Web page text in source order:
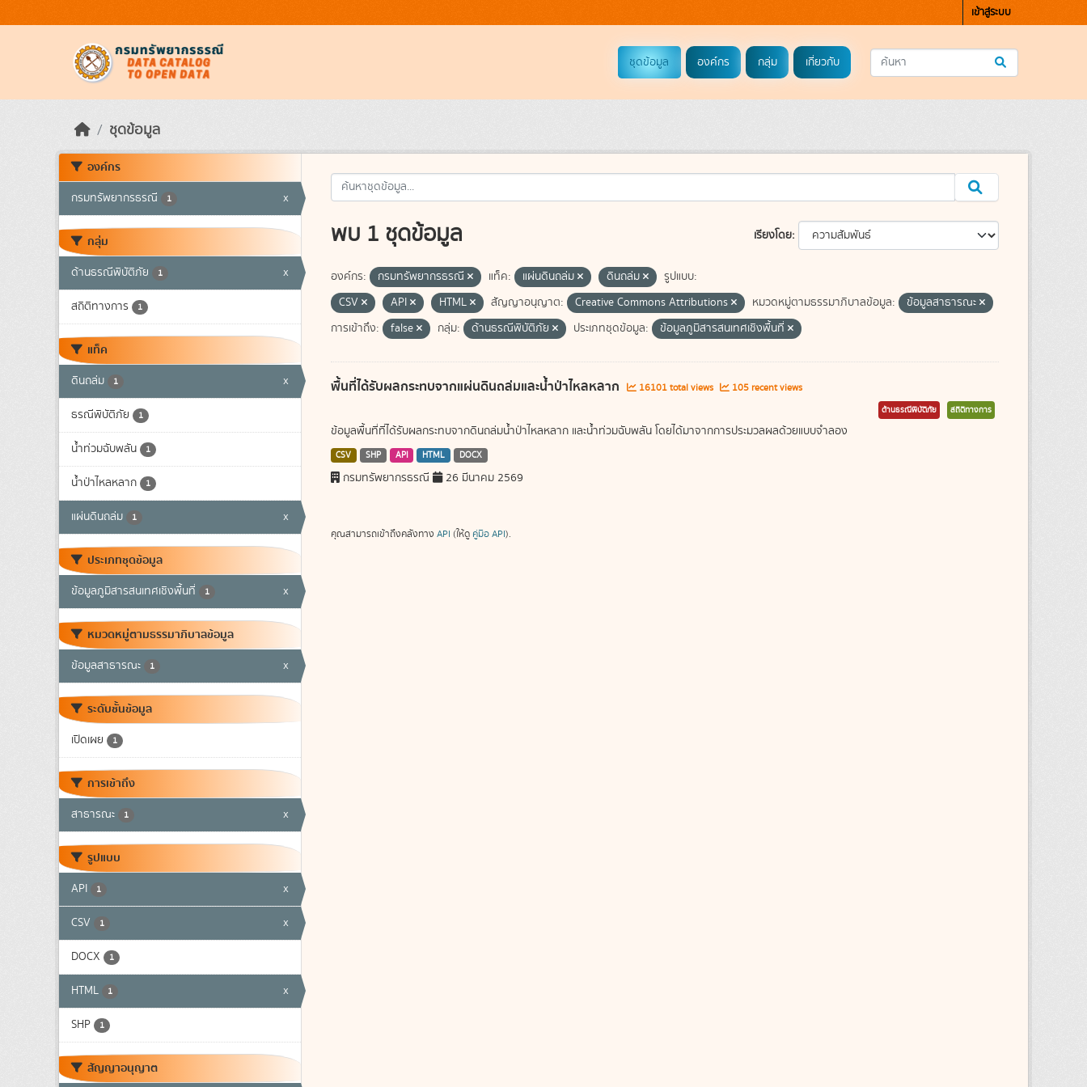
เข้าสู่ระบบ
ชุดข้อมูล องค์กร กลุ่ม เกี่ยวกับ
ชุดข้อมูล
องค์กร
กรมทรัพยากรธรณี 1 x
กลุ่ม
ด้านธรณีพิบัติภัย 1 x
สถิติทางการ 1
แท็ค
ดินถล่ม 1 x
ธรณีพิบัติภัย 1
น้ำท่วมฉับพลัน 1
น้ำป่าไหลหลาก 1
แผ่นดินถล่ม 1 x
ประเภทชุดข้อมูล
ข้อมูลภูมิสารสนเทศเชิงพื้นที่ 1 x
หมวดหมู่ตามธรรมาภิบาลข้อมูล
ข้อมูลสาธารณะ 1 x
ระดับชั้นข้อมูล
เปิดเผย 1
การเข้าถึง
สาธารณะ 1 x
รูปแบบ
API 1 x
CSV 1 x
DOCX 1
HTML 1 x
SHP 1
สัญญาอนุญาต
เรียงโดย
พบ 1 ชุดข้อมูล
องค์กร: กรมทรัพยากรธรณี แท็ค: แผ่นดินถล่ม ดินถล่ม
รูปแบบ:
CSV
API HTML สัญญาอนุญาต: Creative Commons Attributions หมวดหมู่ตามธรรมาภิบาลข้อมูล:
ข้อมูลสาธารณะ
การเข้าถึง:
false กลุ่ม: ด้านธรณีพิบัติภัย ประเภทชุดข้อมูล: ข้อมูลภูมิสารสนเทศเชิงพื้นที่
พื้นที่ได้รับผลกระทบจากแผ่นดินถล่มและน้ำป่าไหลหลาก 16101 total views 105 recent views
ด้านธรณีพิบัติภัย สถิติทางการ
ข้อมูลพื้นที่ที่ได้รับผลกระทบจากดินถล่มน้ำป่าไหลหลาก และน้ำท่วมฉับพลัน โดยได้มาจากการประมวลผลด้วยแบบจำลอง
CSV SHP API HTML DOCX
กรมทรัพยากรธรณี 26 มีนาคม 2569
คุณสามารถเข้าถึงคลังทาง API (ให้ดู คู่มือ API).